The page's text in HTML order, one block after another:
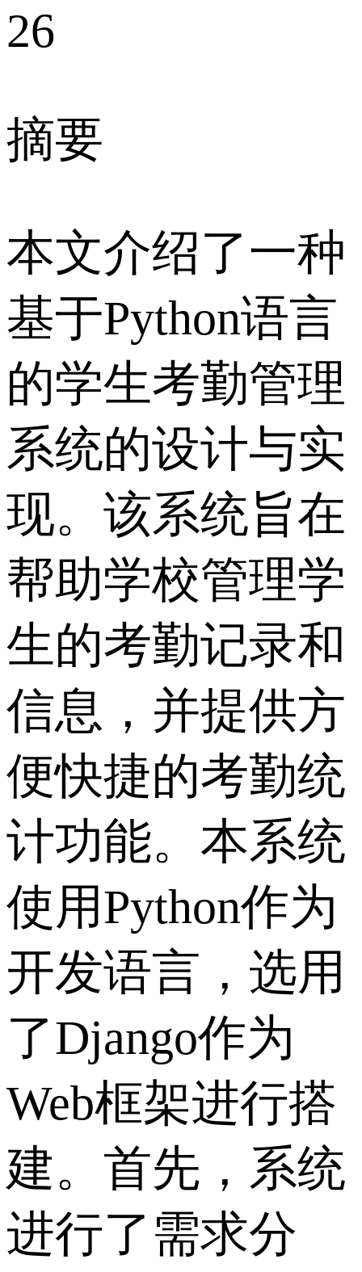
26
摘要
本文介绍了一种
基于Python语言
的学生考勤管理
系统的设计与实
现。该系统旨在
帮助学校管理学
生的考勤记录和
信息，并提供方
便快捷的考勤统
计功能。本系统
使用Python作为
开发语言，选用
了Django作为
Web框架进行搭
建。首先，系统
进行了需求分